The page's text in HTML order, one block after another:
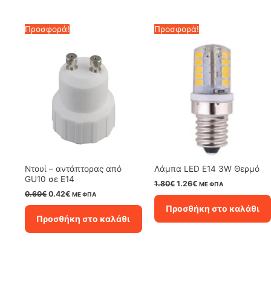
Προσφορά!
Ντουί – αντάπτορας από
GU10 σε E14
0.60€ Original
price
0.60€.
0.42€Η
τρέχουσα
είναι:
0.42€.
ΜΕ ΦΠΑ
Προσθήκη στο καλάθι
Προσφορά!
Λάμπα LED Ε14 3W Θερμό
1.80€ Original
price
1.80€.
1.26€Η
τρέχουσα
είναι:
1.26€.
ΜΕ ΦΠΑ
Προσθήκη στο καλάθι